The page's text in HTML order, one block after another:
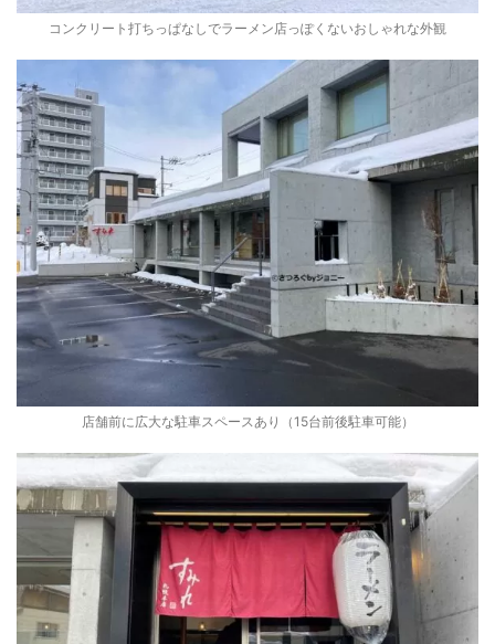
コンクリート打ちっぱなしでラーメン店っぽくないおしゃれな外観
店舗前に広大な駐車スペースあり（15台前後駐車可能）